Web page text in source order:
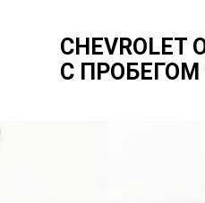
CHEVROLET
С ПРОБЕГОМ